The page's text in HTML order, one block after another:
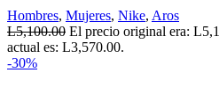
Hombres, Mujeres, Nike, Aros
L5,100.00 El precio original era:
actual es: L3,570.00.
-30%